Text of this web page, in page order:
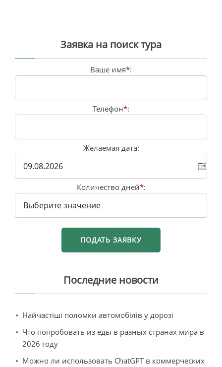
Заявка на поиск тура
Ваше имя*:
Телефон*:
Желаемая дата:
Количество дней*:
Последние новости
Найчастіші поломки автомобілів у дорозі
Что попробовать из еды в разных странах мира в
2026 году
Можно ли использовать ChatGPT в коммерческих